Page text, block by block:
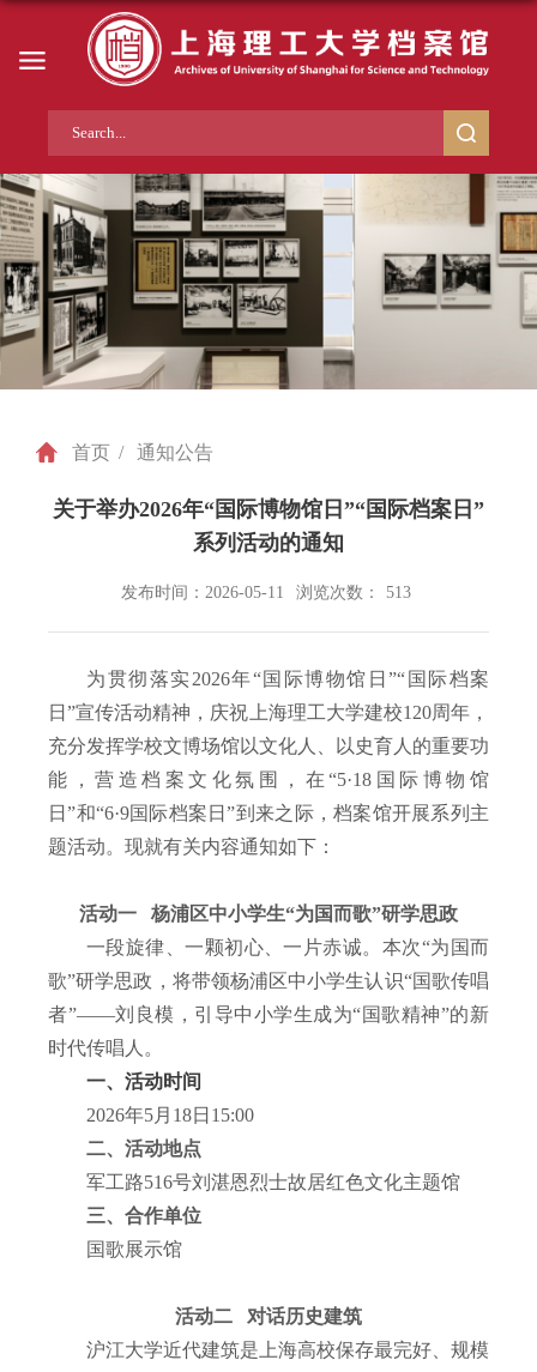
首页 / 通知公告
关于举办2026年“国际博物馆日”“国际档案日”
系列活动的通知
发布时间：2026-05-11 浏览次数： 513
为贯彻落实2026年“国际博物馆日”“国际档案
日”宣传活动精神，庆祝上海理工大学建校120周年，
充分发挥学校文博场馆以文化人、以史育人的重要功
能，营造档案文化氛围，在“5·18 国际博物馆
日”和“6·9国际档案日”到来之际，档案馆开展系列主
题活动。现就有关内容通知如下：
活动一
杨浦区中小学生“为国而歌”研学思政
一段旋律、一颗初心、一片赤诚。本次“为国而
歌”研学思政，将带领杨浦区中小学生认识“国歌传唱
者”——刘良模，引导中小学生成为“国歌精神”的新
时代传唱人。
一、活动时间
2026年5月 18日 15:00
二、活动地点
军工路516号刘湛恩烈士故居红色文化主题馆
三、合作单位
国歌展示馆
活动二
对话历史建筑
沪江大学近代建筑是上海高校保存最完好、规模